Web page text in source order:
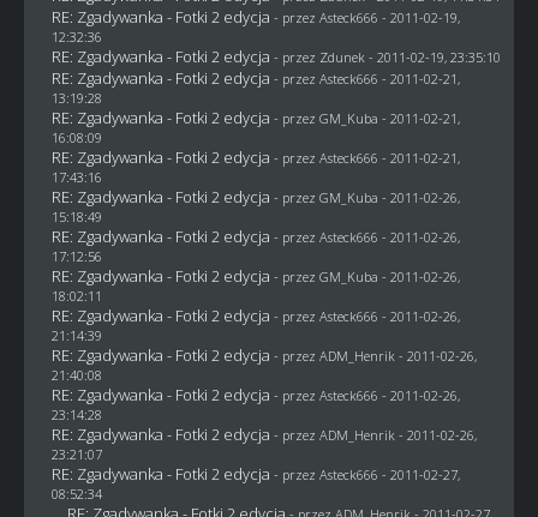
RE: Zgadywanka - Fotki 2 edycja - przez Asteck666 - 2011-02-19,
12:32:36
RE: Zgadywanka - Fotki 2 edycja - przez Zdunek - 2011-02-19, 23:35:10
RE: Zgadywanka - Fotki 2 edycja - przez Asteck666 - 2011-02-21,
13:19:28
RE: Zgadywanka - Fotki 2 edycja - przez GM_Kuba - 2011-02-21,
16:08:09
RE: Zgadywanka - Fotki 2 edycja - przez Asteck666 - 2011-02-21,
17:43:16
RE: Zgadywanka - Fotki 2 edycja - przez GM_Kuba - 2011-02-26,
15:18:49
RE: Zgadywanka - Fotki 2 edycja - przez Asteck666 - 2011-02-26,
17:12:56
RE: Zgadywanka - Fotki 2 edycja - przez GM_Kuba - 2011-02-26,
18:02:11
RE: Zgadywanka - Fotki 2 edycja - przez Asteck666 - 2011-02-26,
21:14:39
RE: Zgadywanka - Fotki 2 edycja - przez ADM_Henrik - 2011-02-26,
21:40:08
RE: Zgadywanka - Fotki 2 edycja - przez Asteck666 - 2011-02-26,
23:14:28
RE: Zgadywanka - Fotki 2 edycja - przez ADM_Henrik - 2011-02-26,
23:21:07
RE: Zgadywanka - Fotki 2 edycja - przez Asteck666 - 2011-02-27,
08:52:34